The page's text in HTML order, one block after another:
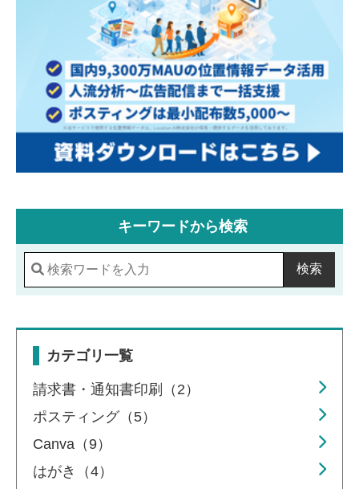
キーワードから検索
検索
カテゴリ一覧
請求書・通知書印刷（2）
ポスティング（5）
Canva（9）
はがき（4）